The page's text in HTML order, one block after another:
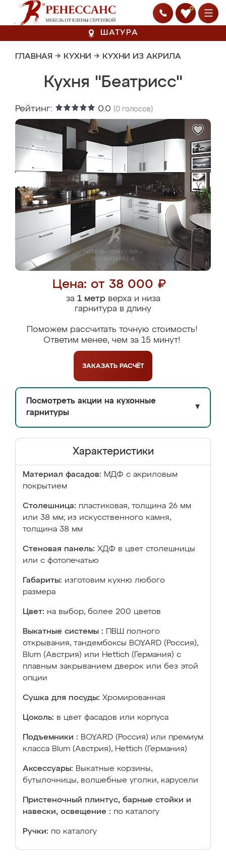
0
ШАТУРА
ГЛАВНАЯ → КУХНИ → КУХНИ ИЗ АКРИЛА
Кухня "Беатрисс"
Рейтинг: 0.0 (0 голосов)
Цена: от 38 000 ₽
за 1 метрверха и низа
гарнитура в длину
Поможем рассчитать точную стоимость!
Ответим менее, чем за 15 минут!
ЗАКАЗАТЬ РАСЧЁТ
Посмотреть акции на кухонные
гарнитуры
▼
Характеристики
Материал фасадов: МДФ с акриловым
покрытием
Столешница: пластиковая, толщина 26 мм
или 38 мм; из искусственного камня,
толщина 38 мм
Стеновая панель: ХДФ в цвет столешницы
или с фотопечатью
Габариты: изготовим кухню любого
размера
Цвет: на выбор, более 200 цветов
Выкатные системы :
ПВШ полного
открывания, тандембоксы BOYARD (Россия),
Blum (Австрия) или Hettich (Германия) с
плавным закрыванием дверок или без этой
опции
Сушка для посуды: Хромированная
Цоколь: в цвет фасадов или корпуса
Подъемники : BOYARD (Россия) или премиум
класса Blum (Австрия), Hettich (Германия)
Аксессуары: Выкатные корзины,
бутылочницы, волшебные уголки, карусели
Пристеночный плинтус, барные стойки и
навески, освещение : по каталогу
Ручки: по каталогу